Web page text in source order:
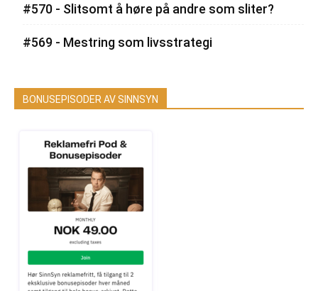
#570 - Slitsomt å høre på andre som sliter?
#569 - Mestring som livsstrategi
BONUSEPISODER AV SINNSYN